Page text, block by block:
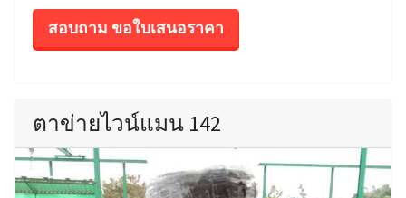
สอบถาม ขอใบเสนอราคา
ตาข่ายไวน์แมน 142